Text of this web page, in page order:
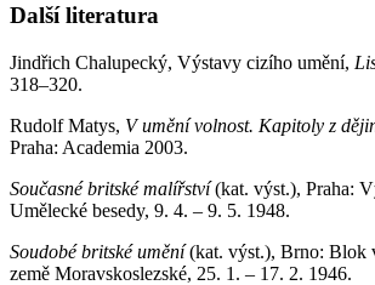
Další literatura
Jindřich Chalupecký, Výstavy cizího umění,
318–320.
Rudolf Matys, V umění volnost. Kapitoly z
Praha: Academia 2003.
Současné britské malířství(kat. výst.), Praha:
Umělecké besedy, 9. 4. – 9. 5. 1948.
Soudobé britské umění(kat. výst.), Brno: Blok
země Moravskoslezské, 25. 1. – 17. 2. 1946.